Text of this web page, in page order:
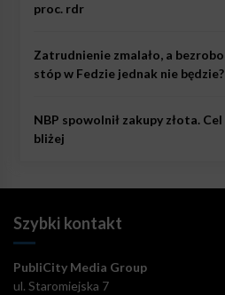
proc. rdr
Zatrudnienie zmalało, a
stóp w Fedzie jednak nie będzie?
NBP spowolnił zakupy złota.
bliżej
Szybki kontakt
PubliCity Media Group
ul. Staromiejska 7